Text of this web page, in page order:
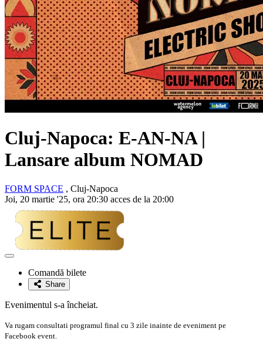
Cluj-Napoca: E-AN-NA |
Lansare album NOMAD
FORM SPACE , Cluj-Napoca
Joi, 20 martie '25, ora 20:30 acces de la 20:00
Adaugă
favoriteComandă bilete
Share
Evenimentul s-a încheiat.
Va rugam consultati programul final cu 3 zile inainte de eveniment pe
Facebook event.